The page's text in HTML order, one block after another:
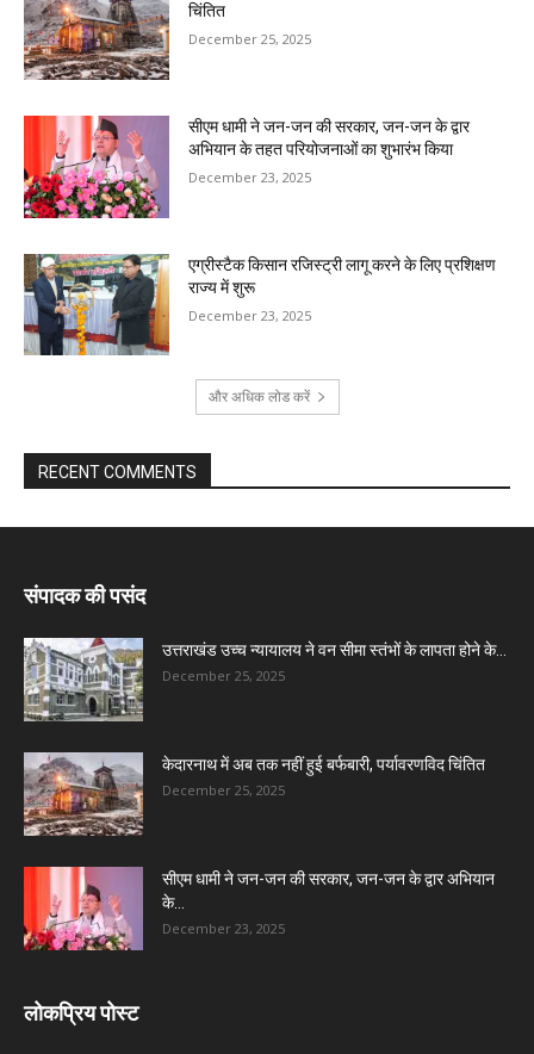
चिंतित
December 25, 2025
सीएम धामी ने जन-जन की सरकार, जन-जन के द्वार
अभियान के तहत परियोजनाओं का शुभारंभ किया
December 23, 2025
एग्रीस्टैक किसान रजिस्ट्री लागू करने के लिए प्रशिक्षण
राज्य में शुरू
December 23, 2025
और अधिक लोड करें
RECENT COMMENTS
संपादक की पसंद
उत्तराखंड उच्च न्यायालय ने वन सीमा स्तंभों के लापता होने के...
December 25, 2025
केदारनाथ में अब तक नहीं हुई बर्फबारी, पर्यावरणविद चिंतित
December 25, 2025
सीएम धामी ने जन-जन की सरकार, जन-जन के द्वार अभियान
के...
December 23, 2025
लोकप्रिय पोस्ट